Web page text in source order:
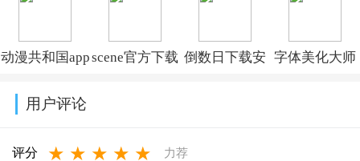
装新版本 免费下载安装 调音器下载免 载最新版
动漫共和国appscene官方下载 倒数日下载安 字体美化大师
用户评论
评分 ★ ★ ★ ★ ★ 力荐